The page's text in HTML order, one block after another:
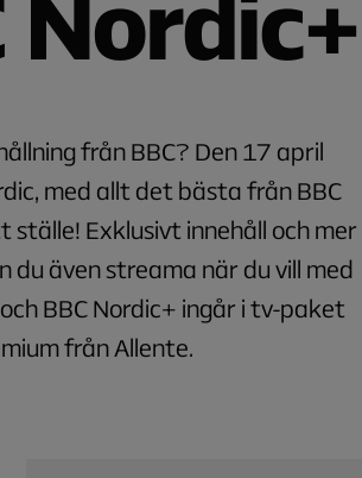
Nordic+
från BBC? Den 17 april
med allt det bästa från BBC
Exklusivt innehåll och mer
du även streama när du vill med
BBC Nordic+ ingår i tv-paket
från Allente.